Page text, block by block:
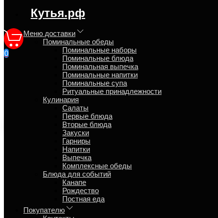
регион доставки:
Кутья.рф
Меню доставки
Поминальные обеды
Поминальные наборы
Поминальные блюда
Поминальная выпечка
Поминальные напитки
Поминальные супа
Ритуальные принадлежности
Кулинария
Салаты
Первые блюда
Вторые блюда
Закуски
Гарниры
Напитки
Выпечка
Комплексные обеды
Блюда для событий
Канапе
Рождество
Постная еда
Покупателю
0
Ужин комплексный за общим
Кулинария
Комплексные обеды